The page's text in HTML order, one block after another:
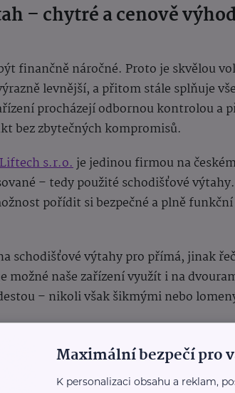
– chytré a cenově
finančně náročné. Proto je skvělou
levnější, a přitom stále splňuje
procházejí odbornou kontrolou a
bez zbytečných kompromisů.
Liftech s.r.o.je jedinou firmou na
– tedy použité schodišťové
pořídit si bezpečné a plně
schodišťové výtahy pro přímá, jinak
možné naše zařízení využít i na
– nikoli však šikmými nebo
snadno a rychle
výtahu bude složitá nebo si vyžádá
Maximální bezpečí pro
K personalizaci obsahu a reklam,